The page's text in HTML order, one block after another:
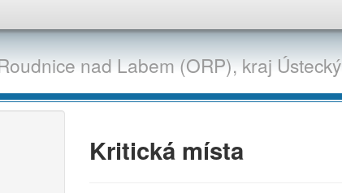
nad Labem (ORP),krajÚstecký
Kritická místa